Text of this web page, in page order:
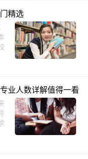
精选
业人数详解值得一看